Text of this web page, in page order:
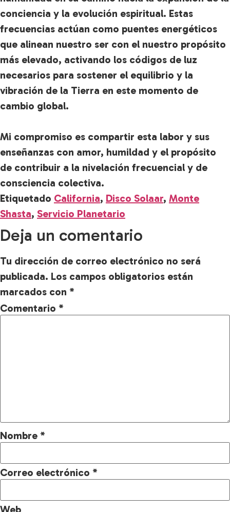
conciencia y la evolución espiritual. Estas
frecuencias actúan como puentes energéticos
que alinean nuestro ser con el nuestro propósito
más elevado, activando los códigos de luz
necesarios para sostener el equilibrio y la
vibración de la Tierra en este momento de
cambio global.
Mi compromiso es compartir esta labor y sus
enseñanzas con amor, humildad y el propósito
de contribuir a la nivelación frecuencial y de
consciencia colectiva.
Etiquetado California, Disco Solaar, Monte
Shasta, Servicio Planetario
Deja un comentario
Tu dirección de correo electrónico no será
publicada. Los campos obligatorios están
marcados con *
Comentario *
Nombre *
Correo electrónico *
Web